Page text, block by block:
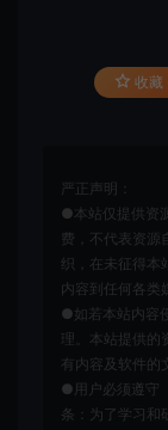
收藏
严正声明：
●本站仅提供资
费，不代表资源
织，在未征得本
内容到任何各类
●如若本站内容
理。本站提供的
有内容及软件的
●用户必须遵守
条：为了学习和